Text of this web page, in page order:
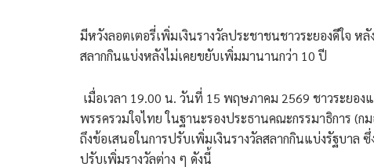
มีหวังลอตเตอรี่เพิ่มเงินรางวัลประชาชนชาวระยองดีใจ ห
สลากกินแบ่งหลังไม่เคยขยับเพิ่มมานานกว่า 10 ปี
เมื่อเวลา 19.00 น. วันที่ 15 พฤษภาคม 2569 ชาวระย
พรรครวมใจไทย ในฐานะรองประธานคณะกรรมาธิการ (
ถึงข้อเสนอในการปรับเพิ่มเงินรางวัลสลากกินแบ่งรัฐบา
ปรับเพิ่มรางวัลต่าง ๆ ดังนี้